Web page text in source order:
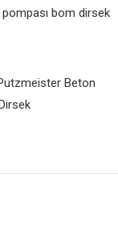
bom dirsek
Beton